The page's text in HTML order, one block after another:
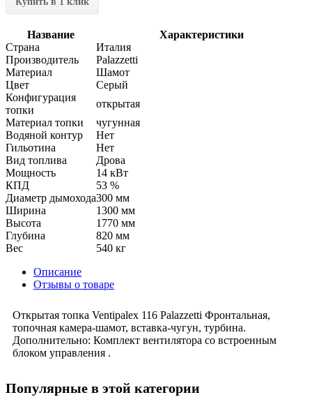
Название
Характеристики
Страна
Италия
Производитель
Palazzetti
Материал
Шамот
Цвет
Серый
Конфигурация
топки
открытая
Материал топки
чугунная
Водяной контур
Нет
Гильотина
Нет
Вид топлива
Дрова
Мощность
14 кВт
КПД
53 %
Диаметр дымохода300 мм
Ширина
1300 мм
Высота
1770 мм
Глубина
820 мм
Вес
540 кг
Описание
Отзывы о товаре
Открытая топка Ventipalex 116 Palazzetti Фронтальная,
топочная камера-шамот, вставка-чугун, турбина.
Дополнительно: Комплект вентилятора со встроенным
блоком управления .
Популярные в этой категории